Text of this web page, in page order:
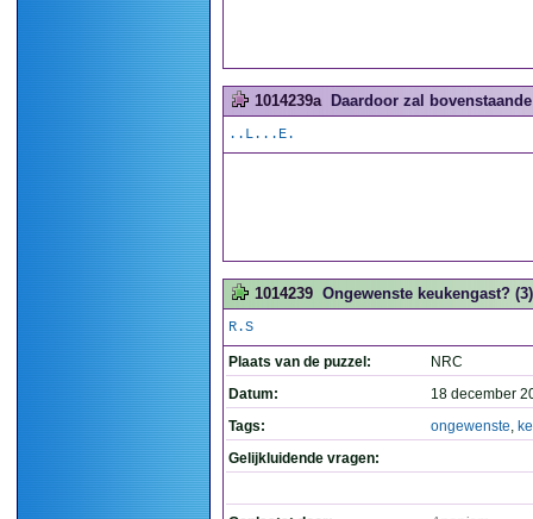
1014239a Daardoor zal
..L...E.
1014239 Ongewenste keukengast? (3)
R.S
Plaats van de puzzel:
NRC
Datum:
18 december
Tags:
ongewenste,
Gelijkluidende vragen: